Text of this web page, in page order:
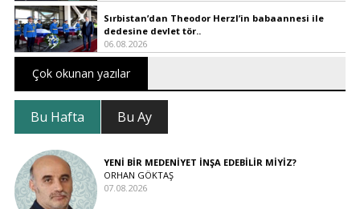
Sırbistan’dan Theodor Herzl’in babaannesi ile
dedesine devlet tör..
06.08.2026
Çok okunan yazılar
Bu Hafta Bu Ay
YENİ BİR MEDENİYET İNŞA EDEBİLİR MİYİZ?
ORHAN GÖKTAŞ
07.08.2026